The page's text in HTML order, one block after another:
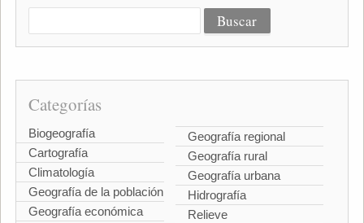
Categorías
Biogeografía
Cartografía
Climatología
Geografía de la población
Geografía económica
Geografía regional
Geografía rural
Geografía urbana
Hidrografía
Relieve